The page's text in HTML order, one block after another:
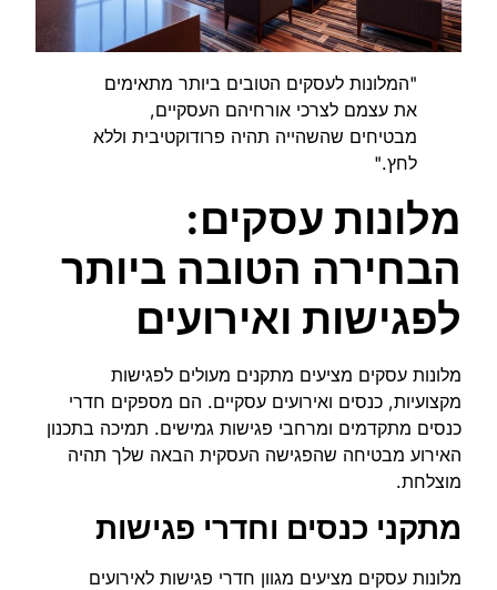
"המלונות לעסקים הטובים ביותר מתאימים
את עצמם לצרכי אורחיהם העסקיים,
מבטיחים שהשהייה תהיה פרודוקטיבית וללא
לחץ."
מלונות עסקים:
הבחירה הטובה ביותר
לפגישות ואירועים
מלונות עסקים מציעים מתקנים מעולים לפגישות
מקצועיות, כנסים ואירועים עסקיים. הם מספקים חדרי
כנסים מתקדמים ומרחבי פגישות גמישים. תמיכה בתכנון
האירוע מבטיחה שהפגישה העסקית הבאה שלך תהיה
מוצלחת.
מתקני כנסים וחדרי פגישות
מלונות עסקים מציעים מגוון חדרי פגישות לאירועים